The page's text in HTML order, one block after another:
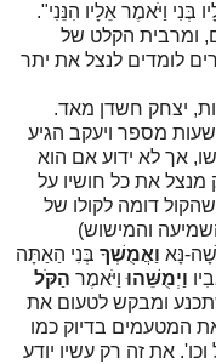
בְּנִי וַיֹּאמֶר אֵלָיו הִנֵּנִי".
ומרבית הקלט של
לומדים לנצל את יתר
יצחק חשדן מאד.
מספר ויעקב הגיע
אך לא ידוע אם הוא
מנצל את כל חושיו על
דומה לקולו של
והמישוש)
נָּא וַאֲמֻשְׁךָ בְּנִי הַאַתָּה
וַיְמֻשֵּׁהוּ וַיֹּאמֶר הַקֹּל
ומבקש לטעום את
המטעמים בדיוק כמו
את זה רק עשיו יודע